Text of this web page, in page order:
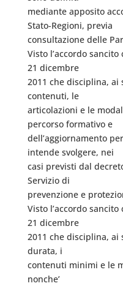
mediante apposito
Stato-Regioni, previa
consultazione delle
Visto l’accordo
21 dicembre
2011 che disciplina, ai
contenuti, le
articolazioni e le
percorso formativo e
dell’aggiornamento
intende svolgere, nei
casi previsti dal
Servizio di
prevenzione e
Visto l’accordo
21 dicembre
2011 che disciplina, ai
durata, i
contenuti minimi e le
nonche’